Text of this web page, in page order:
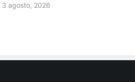
3 agosto, 2026